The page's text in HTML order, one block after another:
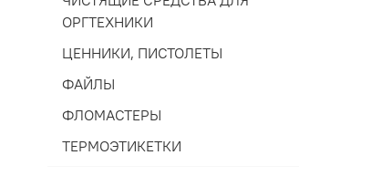
ОРГТЕХНИКИ
ЦЕННИКИ, ПИСТОЛЕТЫ
ФАЙЛЫ
ФЛОМАСТЕРЫ
ТЕРМОЭТИКЕТКИ